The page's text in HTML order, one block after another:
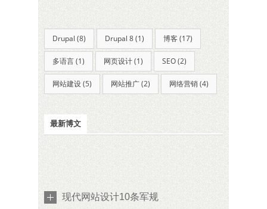
Drupal (8) Drupal 8 (1) 博客 (17)
多语言 (1) 网页设计 (1) SEO (2)
网站建设 (5) 网站推广 (2) 网络营销 (4)
最新博文
现代网站设计10条军规